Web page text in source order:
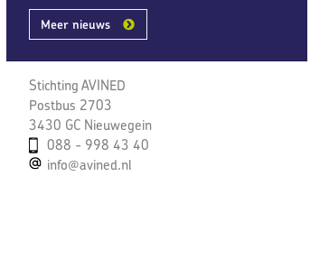
Meer nieuws
Stichting AVINED
Postbus 2703
3430 GC Nieuwegein
088 - 998 43 40
info@avined.nl